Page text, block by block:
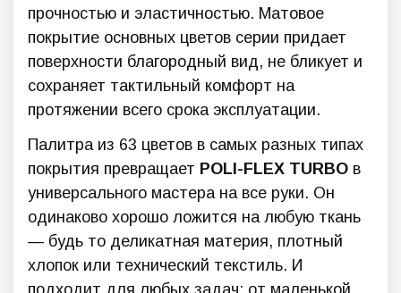
прочностью и эластичностью. Матовое
покрытие основных цветов серии придает
поверхности благородный вид, не бликует и
сохраняет тактильный комфорт на
протяжении всего срока эксплуатации.
Палитра из 63 цветов в самых разных типах
покрытия превращает POLI-FLEX TURBO в
универсального мастера на все руки. Он
одинаково хорошо ложится на любую ткань
— будь то деликатная материя, плотный
хлопок или технический текстиль. И